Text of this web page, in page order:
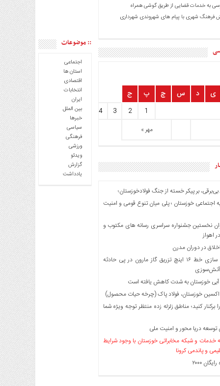
به خدمات قضایی از طریق گوشی همراه
فرهنگ شهری با پیام های شهروندی شهرداری
ی د س چ پ ج
مهر »
1
2
3
4
6
9
10
بر پیکر خسته‌ از جنگ فولادخوزستان؛
اجتماعی خوزستان ؛ پلی میان تنوع قومی و امنیت
نخستین جشنواره سراسری رسانه های مکتوب و
اهواز
اخلاق در دوران مدرن
ایمن سازی خط ۱۶ اینچ تزریق گاز مارون در پی حادثه
آبی خوزستان به شدت کاهش یافته است
اکسین خوزستان، فولاد پاک (چرخه حیات محصول)
برکنار کنید؛ مناطق زلزله زده منتظر توجه ویژه شما
توسعه دریا محور و امنیت ملی
خدمات و شبکه مخابراتی خوزستان با وجود شرایط
و پاندمی کرونا
۲۰۰۰
:: موضوعات
اجتماعی
استان ها
اقتصادی
انتخابات
ایران
بین الملل
خبرها
سیاسی
فرهنگی
ورزشی
ویدئو
گزارش
یادداشت